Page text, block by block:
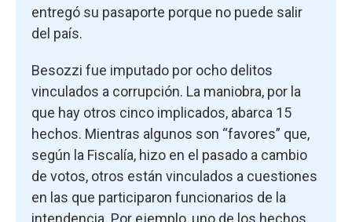
entregó su pasaporte porque no puede salir
del país.
Besozzi fue imputado por ocho delitos
vinculados a corrupción. La maniobra, por la
que hay otros cinco implicados, abarca 15
hechos. Mientras algunos son “favores” que,
según la Fiscalía, hizo en el pasado a cambio
de votos, otros están vinculados a cuestiones
en las que participaron funcionarios de la
intendencia. Por ejemplo, uno de los hechos